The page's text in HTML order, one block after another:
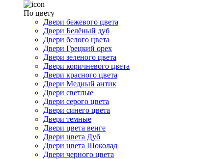
По цвету
Двери бежевого цвета
Двери Белёный дуб
Двери белого цвета
Двери Грецкий орех
Двери зеленого цвета
Двери коричневого цвета
Двери красного цвета
Двери Медный антик
Двери светлые
Двери серого цвета
Двери синего цвета
Двери темные
Двери цвета венге
Двери цвета Дуб
Двери цвета Шоколад
Двери черного цвета